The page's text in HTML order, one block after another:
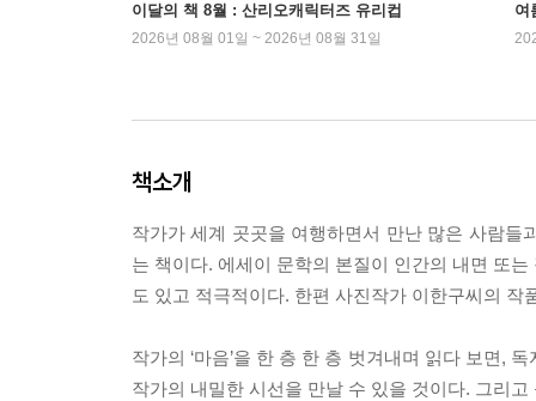
이달의 책 8월 : 산리오캐릭터즈 유리컵
2026년 08월 01일 ~ 2026년 08월 31일
여
책소개
작가가 세계 곳곳을 여행하면서 만난 많은 사람
는 책이다. 에세이 문학의 본질이 인간의 내면 또
도 있고 적극적이다. 한편 사진작가 이한구씨의
작가의 ‘마음’을 한 층 한 층 벗겨내며 읽다 보면,
작가의 내밀한 시선을 만날 수 있을 것이다. 그리